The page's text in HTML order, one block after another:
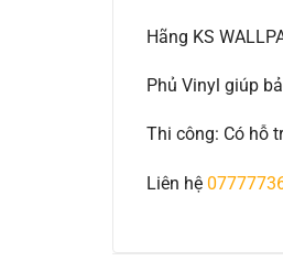
Hãng KS
Phủ Vinyl giúp
Thi công: Có hỗ
Liên hệ